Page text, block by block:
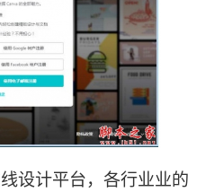
设计平台，各行业业的